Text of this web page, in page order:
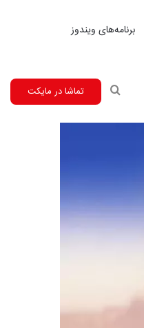
برنامه‌های ویندوز
تماشا در مایکت جستجو